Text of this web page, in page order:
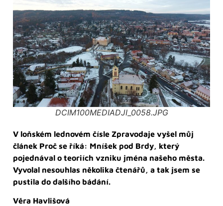
DCIM100MEDIADJI_0058.JPG
V loňském lednovém čísle Zpravodaje vyšel můj
článek Proč se říká: Mníšek pod Brdy, který
pojednával o teoriích vzniku jména našeho města.
Vyvolal nesouhlas několika čtenářů, a tak jsem se
pustila do dalšího bádání.
Věra Havlišová